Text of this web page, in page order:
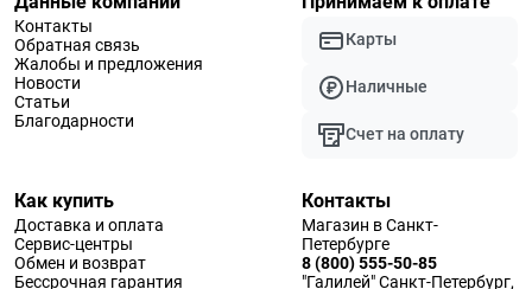
Контакты
Обратная связь
Жалобы и предложения
Новости
Статьи
Благодарности
Карты
Наличные
Счет на оплату
Как купить
Доставка и оплата
Сервис-центры
Обмен и возврат
Бессрочная гарантия
Контакты
Магазин в Санкт-
Петербурге
8 (800) 555-50-85
"Галилей" Санкт-Петербург,